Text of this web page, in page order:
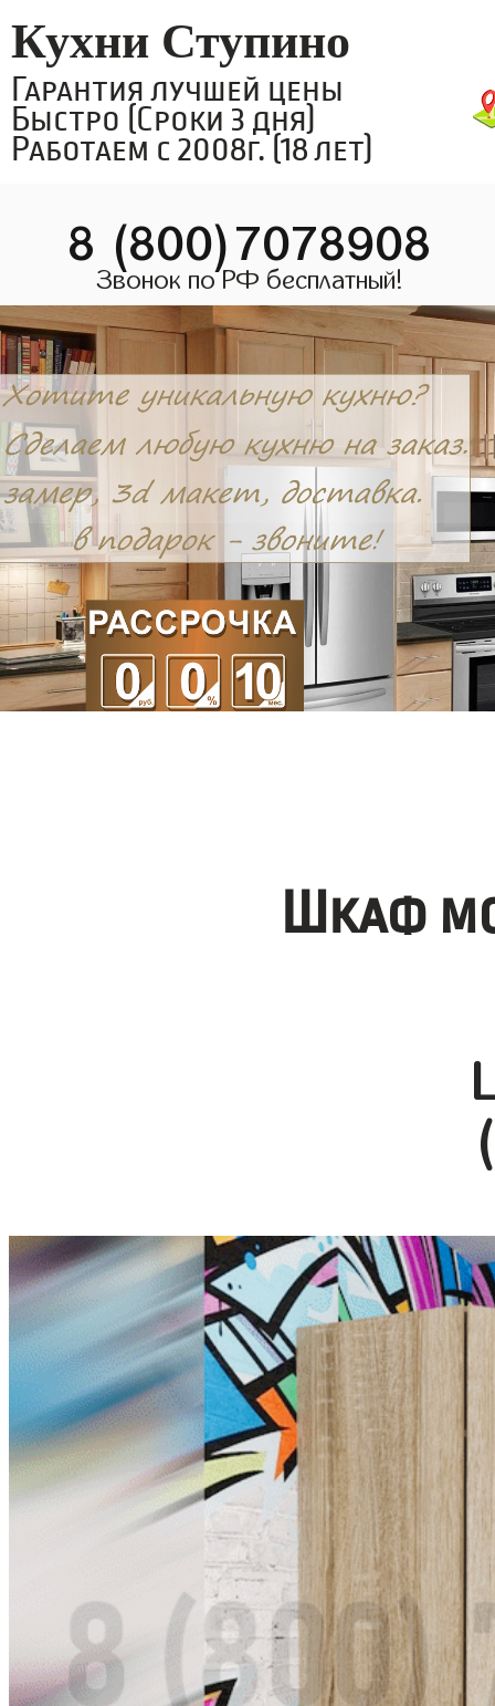
Кухни Ступино
Гарантия лучшей цены
Быстро (Сроки 3 дня)
Работаем с 2008г. (18 лет)
8 (800)7078908
Звонок по РФ бесплатный!
Шкаф